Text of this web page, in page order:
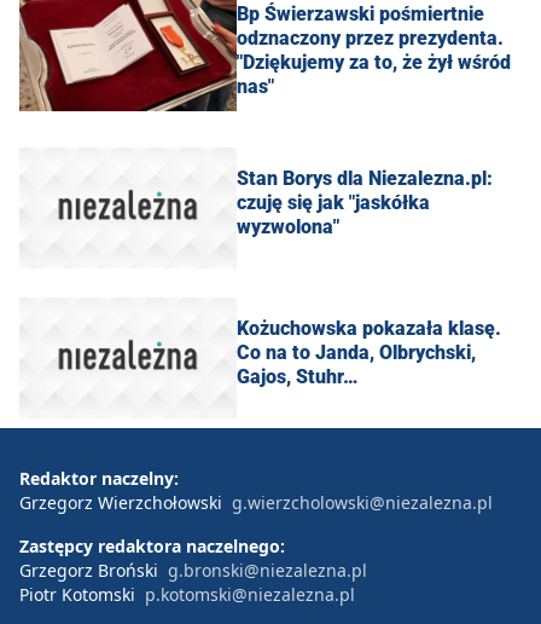
Bp Świerzawski pośmiertnie
odznaczony przez prezydenta.
"Dziękujemy za to, że żył wśród
nas"
Stan Borys dla Niezalezna.pl:
czuję się jak "jaskółka
wyzwolona"
Kożuchowska pokazała klasę.
Co na to Janda, Olbrychski,
Gajos, Stuhr…
Redaktor naczelny:
Grzegorz Wierzchołowski g.wierzcholowski@niezalezna.pl
Zastępcy redaktora naczelnego:
Grzegorz Broński g.bronski@niezalezna.pl
Piotr Kotomski p.kotomski@niezalezna.pl